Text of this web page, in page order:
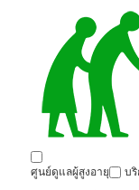
ศูนย์ดูแลผู้สูงอายุ บ